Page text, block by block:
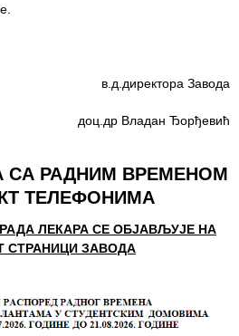
в.д.директора Завода
доц.др Владан Ђорђевић
СА РАДНИМ ВРЕМЕНОМ
ТЕЛЕФОНИМА
ЛЕКАРА СЕ ОБЈАВЉУЈЕ НА
СТРАНИЦИ ЗАВОДА